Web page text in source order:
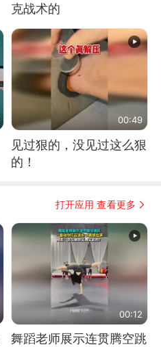
克战术的
00:49
见过狠的，没见过这么狠
的！
打开应用 查看更多
00:12
舞蹈老师展示连贯腾空跳